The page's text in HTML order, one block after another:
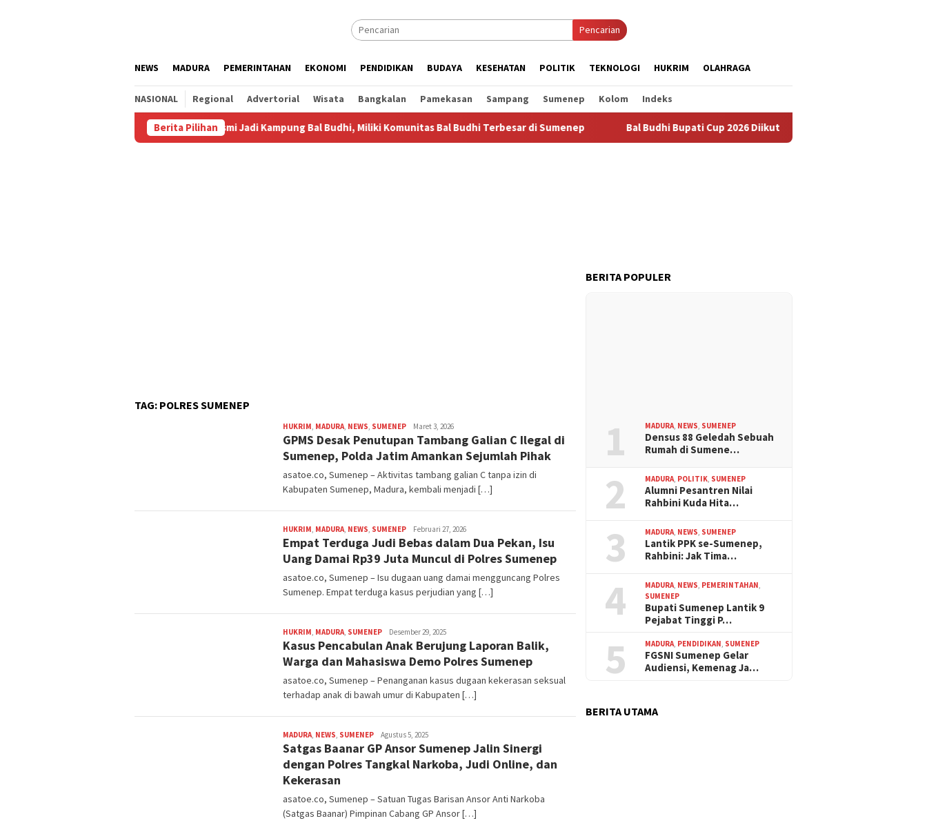
Pencarian
NEWS MADURA PEMERINTAHAN EKONOMI PENDIDIKAN BUDAYA KESEHATAN POLITIK TEKNOLOGI HUKRIM OLAHRAGA
NASIONAL Regional Advertorial Wisata Bangkalan Pamekasan Sampang Sumenep Kolom Indeks
Berita Pilihan
Kalianget Resmi Jadi Kampung Bal Budhi, Miliki Komunitas Bal Budhi Terbesar di Sumenep Bal Budhi Bupati Cup 2026 Diikuti 288 Grup, Jadi Ajang Lestarikan
TAG: POLRES SUMENEP
HUKRIM, MADURA, NEWS, SUMENEP admin
Maret 3, 2026
GPMS Desak Penutupan Tambang Galian C Ilegal di
Sumenep, Polda Jatim Amankan Sejumlah Pihak
asatoe.co, Sumenep – Aktivitas tambang galian C tanpa izin di
Kabupaten Sumenep, Madura, kembali menjadi […]
HUKRIM, MADURA, NEWS, SUMENEP admin
Februari 27, 2026
Empat Terduga Judi Bebas dalam Dua Pekan, Isu
Uang Damai Rp39 Juta Muncul di Polres Sumenep
asatoe.co, Sumenep – Isu dugaan uang damai mengguncang Polres
Sumenep. Empat terduga kasus perjudian yang […]
HUKRIM, MADURA, SUMENEP admin
Desember 29, 2025
Kasus Pencabulan Anak Berujung Laporan Balik,
Warga dan Mahasiswa Demo Polres Sumenep
asatoe.co, Sumenep – Penanganan kasus dugaan kekerasan seksual
terhadap anak di bawah umur di Kabupaten […]
MADURA, NEWS, SUMENEP admin
Agustus 5, 2025
Satgas Baanar GP Ansor Sumenep Jalin Sinergi
dengan Polres Tangkal Narkoba, Judi Online, dan
Kekerasan
asatoe.co, Sumenep – Satuan Tugas Barisan Ansor Anti Narkoba
(Satgas Baanar) Pimpinan Cabang GP Ansor […]
BERITA POPULER
1 MADURA NEWS SUMENEP
Densus 88 Geledah Sebuah
Rumah di Sumene…
2 MADURA POLITIK SUMENEP
Alumni Pesantren Nilai
Rahbini Kuda Hita…
3 MADURA NEWS SUMENEP
Lantik PPK se-Sumenep,
Rahbini: Jak Tima…
4 MADURA NEWS PEMERINTAHAN
SUMENEP
Bupati Sumenep Lantik 9
Pejabat Tinggi P…
5 MADURA PENDIDIKAN SUMENEP
FGSNI Sumenep Gelar
Audiensi, Kemenag Ja…
BERITA UTAMA